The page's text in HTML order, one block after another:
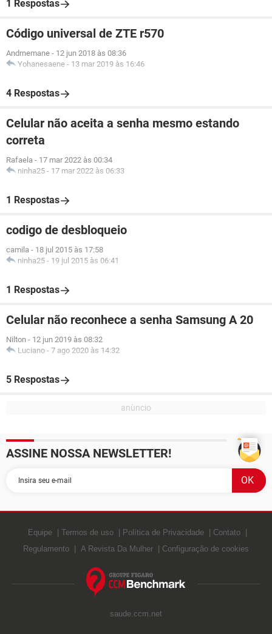
1 Respostas
Código universal de ZTE r570
Andrnemane - 12 jun 2018 às 08:36
Yohanesaene - 13 mar 2019 às 16:46
4 Respostas
Celular não aceita a senha mesmo estando
correta
Rafaela - 17 mar 2022 às 00:34
ninha25 - 17 mar 2022 às 06:33
1 Respostas
codigo de desbloqueio
camila - 18 jul 2015 às 17:58
ninha25 - 19 jul 2015 às 06:41
1 Respostas
Celular não reconhece a senha Samsung A 20
Nilton - 12 jun 2019 às 08:32
Luciano - 7 ago 2020 às 14:32
5 Respostas
ASSINE NOSSA NEWSLETTER!
Equipe Termos de uso Política de Privacidade
Contato
Regulamento
A Revista Da Mulher Configuração de cookies
saude.ccm.net